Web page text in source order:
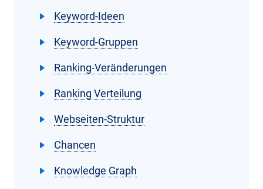
Keyword-Ideen
Keyword-Gruppen
Ranking-Veränderungen
Ranking Verteilung
Webseiten-Struktur
Chancen
Knowledge Graph